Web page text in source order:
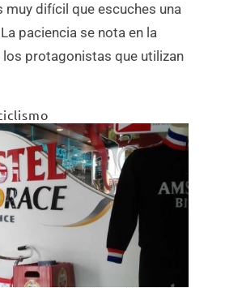
muy difícil que escuches una
paciencia se nota en la
protagonistas que utilizan